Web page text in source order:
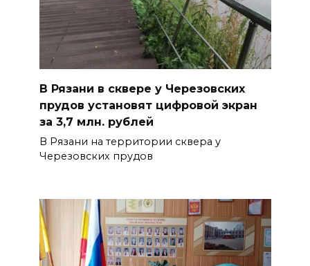
В Рязани в сквере у Черезовских
прудов установят цифровой экран
за 3,7 млн. рублей
В Рязани на территории сквера у
Черезовских прудов